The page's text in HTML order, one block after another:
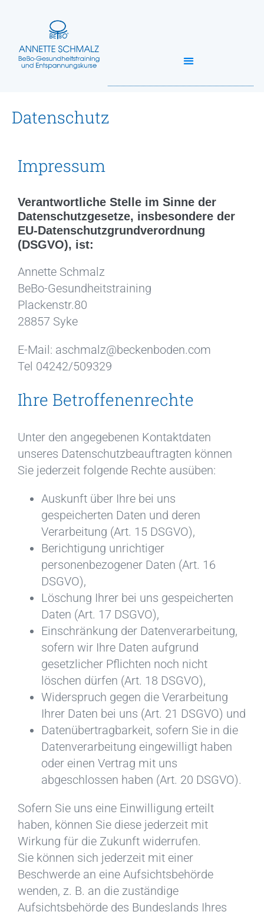
Datenschutz
Impressum
Verantwortliche Stelle im Sinne der
Datenschutzgesetze, insbesondere der
EU-Datenschutzgrundverordnung
(DSGVO), ist:
Annette Schmalz
BeBo-Gesundheitstraining
Plackenstr.80
28857 Syke
E-Mail: aschmalz@beckenboden.com
Tel 04242/509329
Ihre Betroffenenrechte
Unter den angegebenen Kontaktdaten
unseres Datenschutzbeauftragten können
Sie jederzeit folgende Rechte ausüben:
Auskunft über Ihre bei uns
gespeicherten Daten und deren
Verarbeitung (Art. 15 DSGVO),
Berichtigung unrichtiger
personenbezogener Daten (Art. 16
DSGVO),
Löschung Ihrer bei uns gespeicherten
Daten (Art. 17 DSGVO),
Einschränkung der Datenverarbeitung,
sofern wir Ihre Daten aufgrund
gesetzlicher Pflichten noch nicht
löschen dürfen (Art. 18 DSGVO),
Widerspruch gegen die Verarbeitung
Ihrer Daten bei uns (Art. 21 DSGVO) und
Datenübertragbarkeit, sofern Sie in die
Datenverarbeitung eingewilligt haben
oder einen Vertrag mit uns
abgeschlossen haben (Art. 20 DSGVO).
Sofern Sie uns eine Einwilligung erteilt
haben, können Sie diese jederzeit mit
Wirkung für die Zukunft widerrufen.
Sie können sich jederzeit mit einer
Beschwerde an eine Aufsichtsbehörde
wenden, z. B. an die zuständige
Aufsichtsbehörde des Bundeslands Ihres